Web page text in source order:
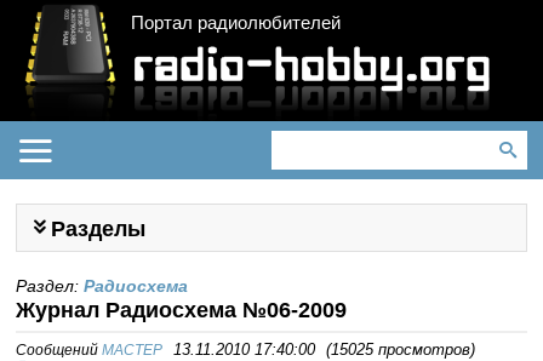
Портал радиолюбителей
Разделы
Раздел:Радиосхема
Журнал Радиосхема №06-2009
СообщенийMACTEP 13.11.2010 17:40:00 (15025 просмотров)